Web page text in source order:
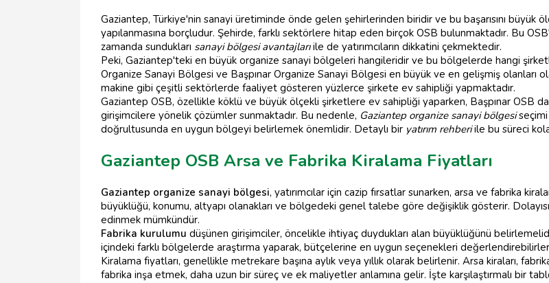
Gaziantep, Türkiye'nin sanayi üretiminde önde gelen şehirlerinden biridir ve bu başarısını büyük
yapılanmasına borçludur. Şehirde, farklı sektörlere hitap eden birçok OSB bulunmaktadır. Bu
zamanda sundukları sanayi bölgesi avantajlarıile de yatırımcıların dikkatini çekmektedir.
Peki, Gaziantep'teki en büyük organize sanayi bölgeleri hangileridir ve bu bölgelerde hangi
Organize Sanayi Bölgesi ve Başpınar Organize Sanayi Bölgesi en büyük ve en gelişmiş
makine gibi çeşitli sektörlerde faaliyet gösteren yüzlerce şirkete ev sahipliği yapmaktadır.
Gaziantep OSB, özellikle köklü ve büyük ölçekli şirketlere ev sahipliği yaparken, Başpınar OSB
girişimcilere yönelik çözümler sunmaktadır. Bu nedenle, Gaziantep organize sanayi bölgesiseçimi
doğrultusunda en uygun bölgeyi belirlemek önemlidir. Detaylı bir yatırım rehberiile bu süreci
Gaziantep OSB Arsa ve Fabrika Kiralama Fiyatları
Gaziantep organize sanayi bölgesi, yatırımcılar için cazip fırsatlar sunarken, arsa ve fabrika
büyüklüğü, konumu, altyapı olanakları ve bölgedeki genel talebe göre değişiklik gösterir.
edinmek mümkündür.
Fabrika kurulumu düşünen girişimciler, öncelikle ihtiyaç duydukları alan büyüklüğünü
içindeki farklı bölgelerde araştırma yaparak, bütçelerine en uygun seçenekleri
Kiralama fiyatları, genellikle metrekare başına aylık veya yıllık olarak belirlenir. Arsa kiraları,
fabrika inşa etmek, daha uzun bir süreç ve ek maliyetler anlamına gelir. İşte karşılaştırmalı bir